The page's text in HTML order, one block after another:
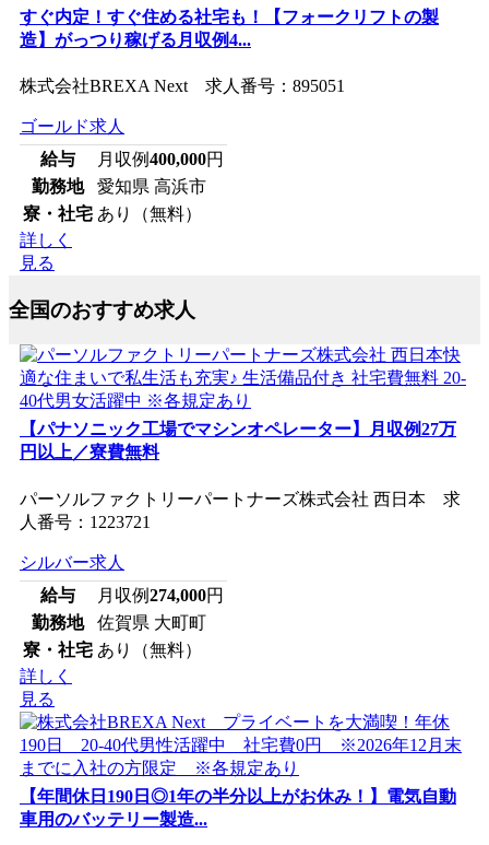
すぐ内定！すぐ住める社宅も！【フォークリフトの製
造】がっつり稼げる月収例4...
株式会社BREXA Next 求人番号：895051
ゴールド求人
給与
月収例400,000円
勤務地
愛知県 高浜市
寮・社宅 あり（無料）
詳しく
見る
全国のおすすめ求人
【パナソニック工場でマシンオペレーター】月収例27万
円以上／寮費無料
パーソルファクトリーパートナーズ株式会社 西日本 求
人番号：1223721
シルバー求人
給与
月収例274,000円
勤務地
佐賀県 大町町
寮・社宅 あり（無料）
詳しく
見る
【年間休日190日◎1年の半分以上がお休み！】電気自動
車用のバッテリー製造...